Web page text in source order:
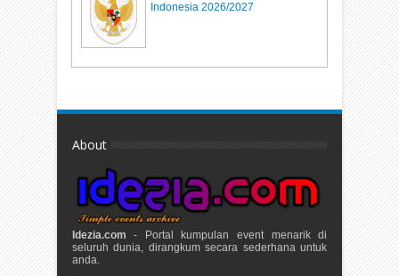
Indonesia 2026/2027
About
Idezia.com - Portal kumpulan event menarik di
seluruh dunia, dirangkum secara sederhana untuk
anda.